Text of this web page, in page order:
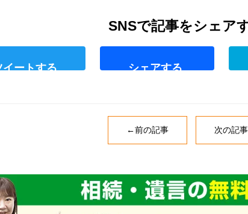
T
r
F
e
b
o
k
←前の記事 次の記